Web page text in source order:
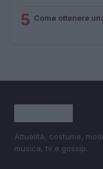
5 Come ottenere
Attualità, costume,
musica, tv e gossip.